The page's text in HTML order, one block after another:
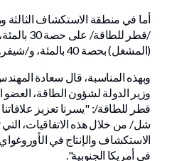
/قطر
(المشغل) بحصة 40 بالمئة، و/شيفرون/ بحصة 30 بالمئة.
وبهذه المناسبة، قال سعادة
وزير الدولة لشؤون الطاقة، العضو
قطر للطاقة/: "يسرنا تعزيز
شل/ من خلال هذه الاتفاقيات،
الاستكشاف والإنتاج في
في أمريكا الجنوبية".